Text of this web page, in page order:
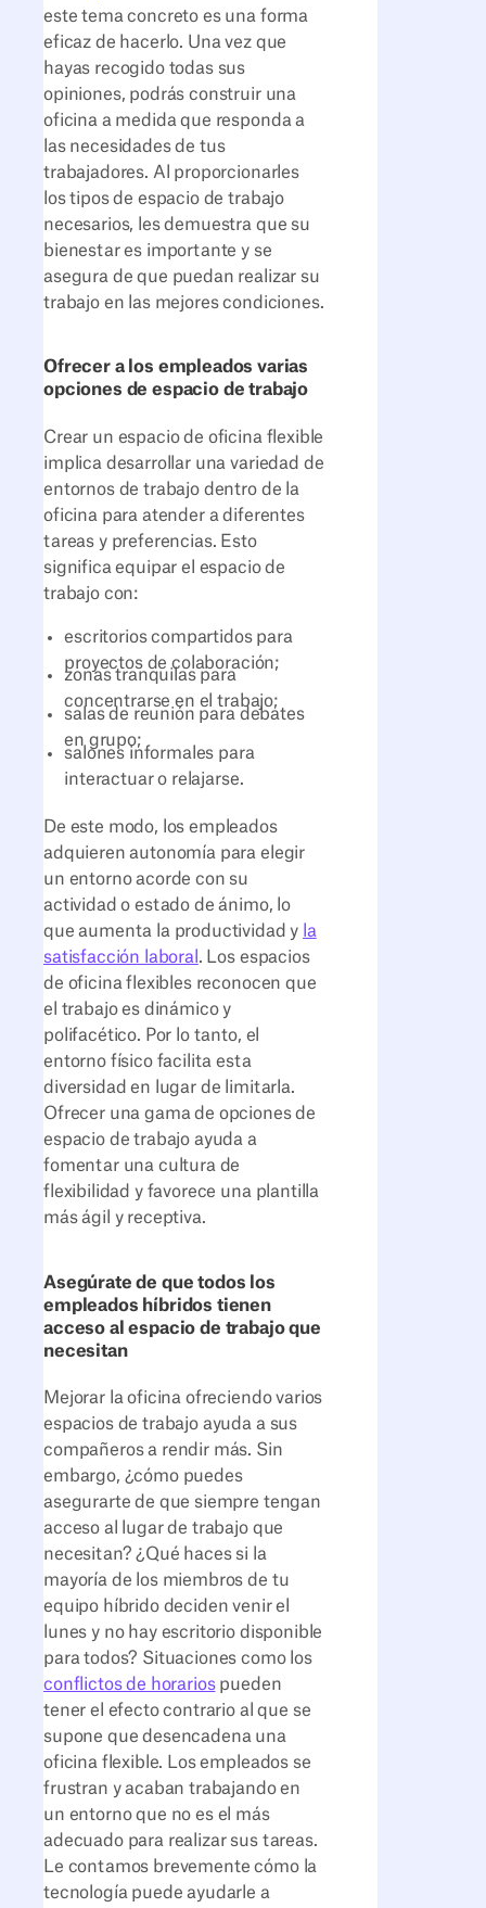
este tema concreto es una forma
eficaz de hacerlo. Una vez que
hayas recogido todas sus
opiniones, podrás construir una
oficina a medida que responda a
las necesidades de tus
trabajadores. Al proporcionarles
los tipos de espacio de trabajo
necesarios, les demuestra que su
bienestar es importante y se
asegura de que puedan realizar su
trabajo en las mejores condiciones.
Ofrecer a los empleados varias
opciones de espacio de trabajo
Crear un espacio de oficina flexible
implica desarrollar una variedad de
entornos de trabajo dentro de la
oficina para atender a diferentes
tareas y preferencias. Esto
significa equipar el espacio de
trabajo con:
escritorios compartidos para
proyectos de colaboración;
zonas tranquilas para
concentrarse en el trabajo;
salas de reunión para debates
en grupo;
salones informales para
interactuar o relajarse.
De este modo, los empleados
adquieren autonomía para elegir
un entorno acorde con su
actividad o estado de ánimo, lo
que aumenta la productividad y la
satisfacción laboral . Los espacios
de oficina flexibles reconocen que
el trabajo es dinámico y
polifacético. Por lo tanto, el
entorno físico facilita esta
diversidad en lugar de limitarla.
Ofrecer una gama de opciones de
espacio de trabajo ayuda a
fomentar una cultura de
flexibilidad y favorece una plantilla
más ágil y receptiva.
Asegúrate de que todos los
empleados híbridos tienen
acceso al espacio de trabajo que
necesitan
Mejorar la oficina ofreciendo varios
espacios de trabajo ayuda a sus
compañeros a rendir más. Sin
embargo, ¿cómo puedes
asegurarte de que siempre tengan
acceso al lugar de trabajo que
necesitan? ¿Qué haces si la
mayoría de los miembros de tu
equipo híbrido deciden venir el
lunes y no hay escritorio disponible
para todos? Situaciones como los
conflictos de horariospueden
tener el efecto contrario al que se
supone que desencadena una
oficina flexible. Los empleados se
frustran y acaban trabajando en
un entorno que no es el más
adecuado para realizar sus tareas.
Le contamos brevemente cómo la
tecnología puede ayudarle a